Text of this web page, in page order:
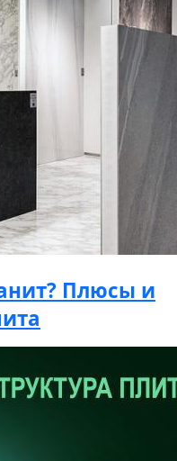
Плюсы и